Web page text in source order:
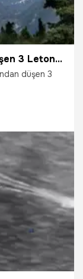
Alaska'daki McKinley Dağı'ndan düşen 3 Letonyalı hayatını kaybetti
düşen 3